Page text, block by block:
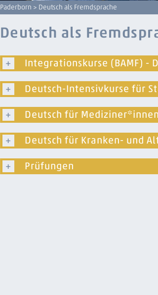
Paderborn > Deutsch als Fremdsprache
Deutsch als
Integrationskurse (BAMF) -
Deutsch-Intensivkurse für
Deutsch für Mediziner*innen
Deutsch für Kranken- und
Prüfungen